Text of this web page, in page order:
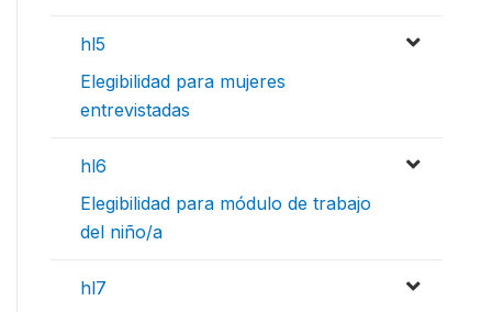
hl5
Elegibilidad para mujeres
entrevistadas
hl6
Elegibilidad para módulo de trabajo
del niño/a
hl7